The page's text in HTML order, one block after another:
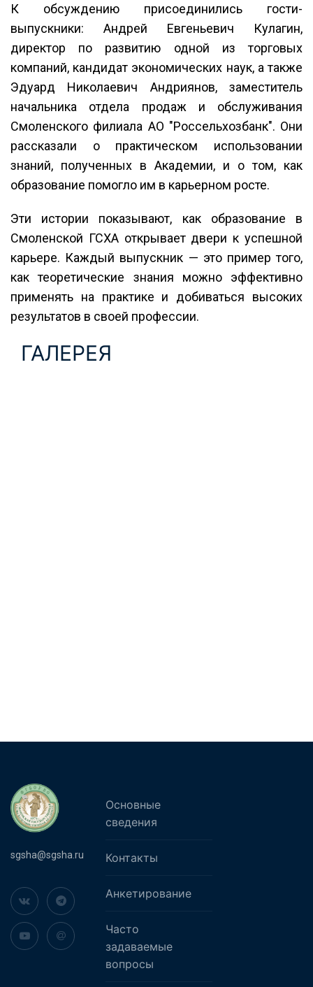
К обсуждению присоединились гости-
выпускники: Андрей Евгеньевич Кулагин,
директор по развитию одной из торговых
компаний, кандидат экономических наук, а также
Эдуард Николаевич Андриянов, заместитель
начальника отдела продаж и обслуживания
Смоленского филиала АО "Россельхозбанк". Они
рассказали о практическом использовании
знаний, полученных в Академии, и о том, как
образование помогло им в карьерном росте.
Эти истории показывают, как образование в
Смоленской ГСХА открывает двери к успешной
карьере. Каждый выпускник — это пример того,
как теоретические знания можно эффективно
применять на практике и добиваться высоких
результатов в своей профессии.
ГАЛЕРЕЯ
sgsha@sgsha.ru
Основные
сведения
Контакты
Анкетирование
Часто
задаваемые
вопросы